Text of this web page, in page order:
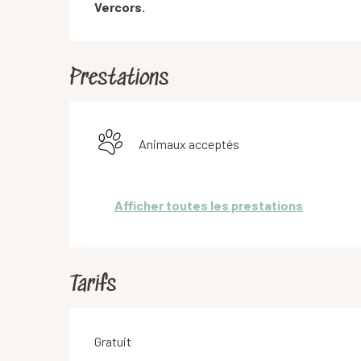
Vercors.
Prestations
Animaux acceptés
Afficher toutes les prestations
Tarifs
Gratuit